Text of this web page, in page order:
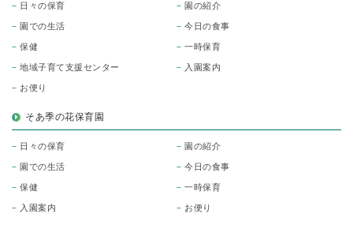
日々の保育 園の紹介
園での生活 今日の食事
保健 一時保育
地域子育て支援センター 入園案内
お便り
そあ季の花保育園
日々の保育 園の紹介
園での生活 今日の食事
保健 一時保育
入園案内 お便り